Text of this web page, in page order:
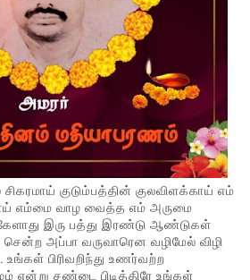
குடும்பத்தின் குலவிளக்காய் எம்
எம்மை வாழ வைத்த எம் அருமை
இரு பத்து இரண்டு ஆண்டுகள்
அப்பா வருவாரென வழிமேல் விழி
பிரிவறிந்து உணர்வற்ற
என்று சண்டை பிடித்திரே உங்கள்